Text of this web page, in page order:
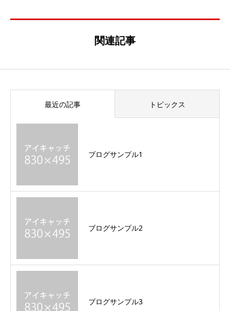
関連記事
最近の記事 トピックス
ブログサンプル1
ブログサンプル2
ブログサンプル3